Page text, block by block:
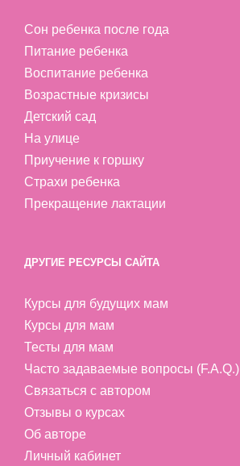
Сон ребенка после года
Питание ребенка
Воспитание ребенка
Возрастные кризисы
Детский сад
На улице
Приучение к горшку
Страхи ребенка
Прекращение лактации
ДРУГИЕ РЕСУРСЫ САЙТА
Курсы для будущих мам
Курсы для мам
Тесты для мам
Часто задаваемые вопросы (F.A.Q.)
Связаться с автором
Отзывы о курсах
Об авторе
Личный кабинет